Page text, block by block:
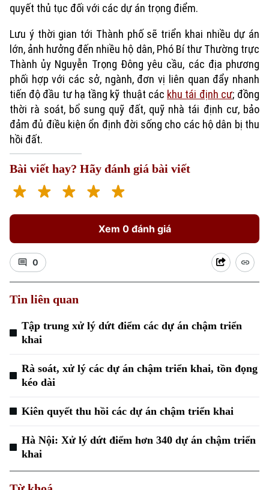
Hà Nội
Chính trị
Hà Nội
quyết thủ tục đối với các dự án trọng điểm.
Lưu ý thời gian tới Thành phố sẽ triển khai nhiều dự án
lớn, ảnh hưởng đến nhiều hộ dân, Phó Bí thư Thường trực
Thành ủy Nguyễn Trọng Đông yêu cầu, các địa phương
phối hợp với các sở, ngành, đơn vị liên quan đẩy nhanh
tiến độ đầu tư hạ tầng kỹ thuật các khu tái định cư; đồng
thời rà soát, bổ sung quỹ đất, quỹ nhà tái định cư, bảo
đảm đủ điều kiện ổn định đời sống cho các hộ dân bị thu
hồi đất.
Bài viết hay? Hãy đánh giá bài viết
Xem 0 đánh giá
0
Tin liên quan
Tập trung xử lý dứt điểm các dự án chậm triển
khai
Rà soát, xử lý các dự án chậm triển khai, tồn đọng
kéo dài
Kiên quyết thu hồi các dự án chậm triển khai
Hà Nội: Xử lý dứt điểm hơn 340 dự án chậm triển
khai